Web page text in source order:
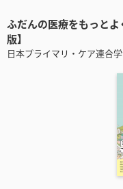
ふだんの医療をもっと
版】
日本プライマリ・ケア連合